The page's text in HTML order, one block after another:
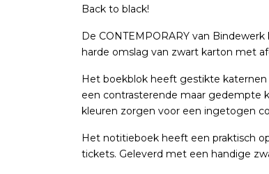
Back to black!
De CONTEMPORARY van
harde omslag van zwart karton met
Het boekblok heeft gestikte katernen
een contrasterende maar gedempte
kleuren zorgen voor een ingetogen
Het notitieboek heeft een praktisch
tickets. Geleverd met een handige